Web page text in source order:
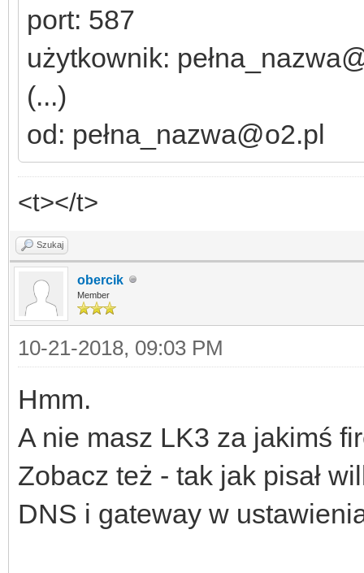
port: 587
użytkownik:
(...)
od: pełna_nazwa@o2.pl
<t></t>
Szukaj
obercik
Member
10-21-2018, 09:03 PM
Hmm.
A nie masz LK3 za jakimś
Zobacz też - tak jak pisał
DNS i gateway w